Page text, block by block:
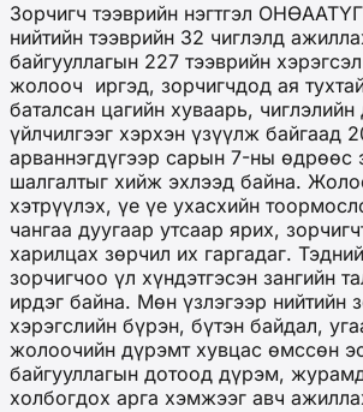
Зорчигч тээврийн нэгтгэл
нийтийн тээврийн 32 чиглэлд
байгууллагын 227 тээврийн
жолооч иргэд, зорчигчдод ая
баталсан цагийн хуваарь, чиглэлийн
үйлчилгээг хэрхэн үзүүлж байгаад
арваннэгдүгээр сарын 7-ны өдрөөс
шалгалтыг хийж эхлээд байна.
хэтрүүлэх, үе үе ухасхийн
чангаа дуугаар утсаар ярих,
харилцах зөрчил их гаргадаг.
зорчигчоо үл хүндэтгэсэн зангийн
ирдэг байна. Мөн үзлэгээр нийтийн
хэрэгслийн бүрэн, бүтэн байдал,
жолоочийн дүрэмт хувцас өмссөн
байгууллагын дотоод дүрэм,
холбогдох арга хэмжээг авч